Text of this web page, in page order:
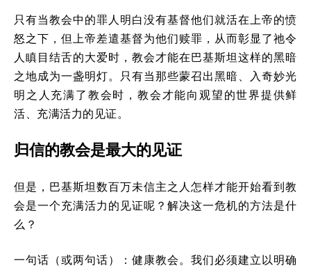
只有当教会中的罪人明白没有基督他们就活在上帝的愤
怒之下，但上帝差遣基督为他们赎罪，从而彰显了祂令
人瞋目结舌的大爱时，教会才能在巴基斯坦这样的黑暗
之地成为一盏明灯。只有当那些蒙召出黑暗、入奇妙光
明之人充满了教会时，教会才能向观望的世界提供鲜
活、充满活力的见证。
归信的教会是最大的见证
但是，巴基斯坦数百万未信主之人怎样才能开始看到教
会是一个充满活力的见证呢？解决这一危机的方法是什
么？
一句话（或两句话）：健康教会。我们必须建立以明确